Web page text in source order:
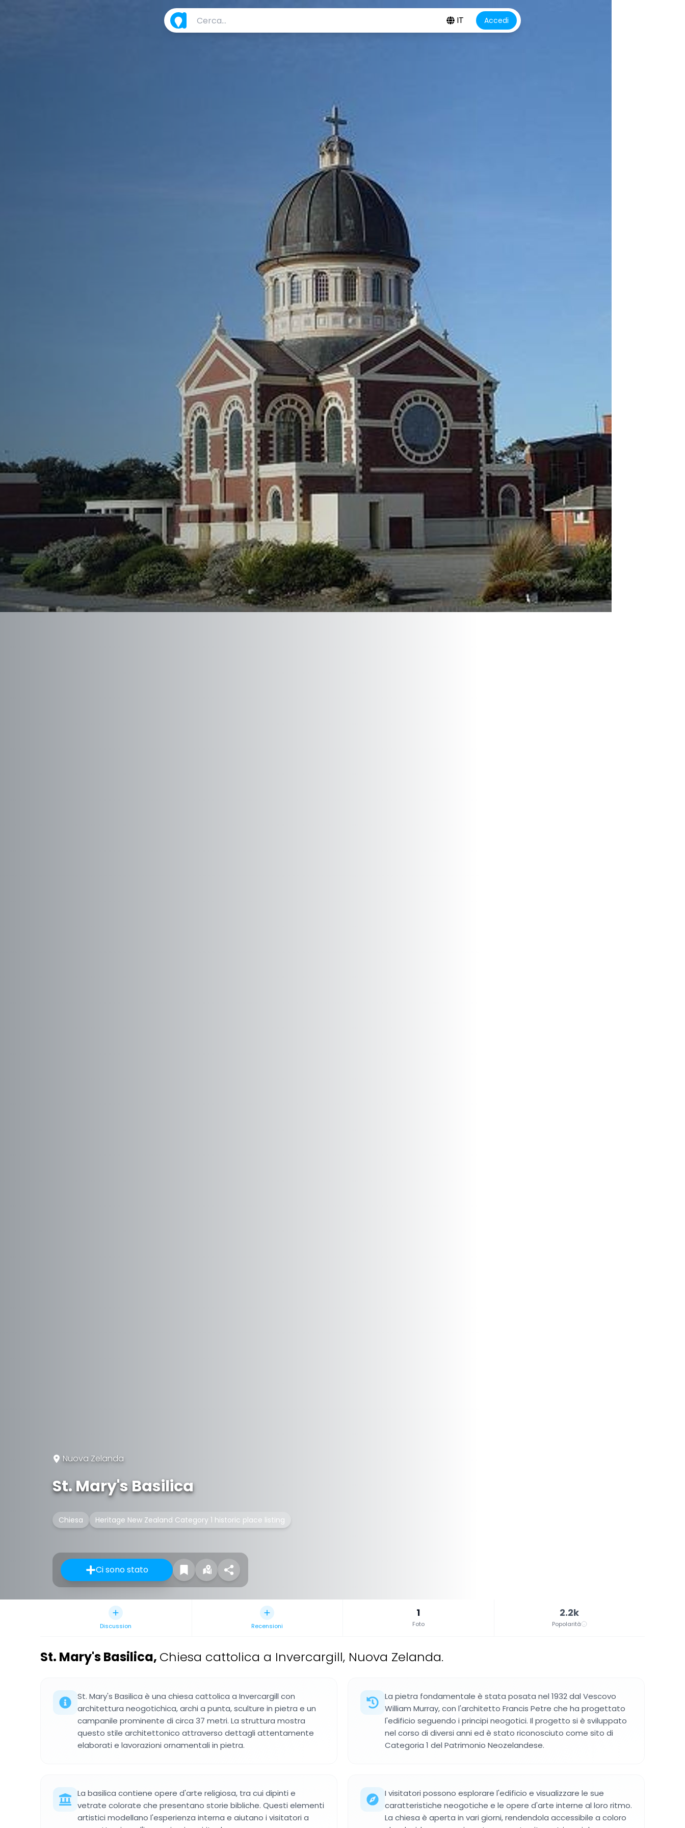
IT Accedi
Nuova Zelanda
St. Mary's Basilica
Chiesa Heritage New Zealand Category 1 historic place listing
Ci sono stato
Discussion Recensioni
1
Foto
2.2k
Popolarità
St. Mary's Basilica, Chiesa cattolica a Invercargill, Nuova Zelanda.
St. Mary's Basilica è una chiesa cattolica a Invercargill con
architettura neogotichica, archi a punta, sculture in pietra e un
campanile prominente di circa 37 metri. La struttura mostra
questo stile architettonico attraverso dettagli attentamente
elaborati e lavorazioni ornamentali in pietra.
La pietra fondamentale è stata posata nel 1932 dal Vescovo
William Murray, con l'architetto Francis Petre che ha progettato
l'edificio seguendo i principi neogotici. Il progetto si è sviluppato
nel corso di diversi anni ed è stato riconosciuto come sito di
Categoria 1 del Patrimonio Neozelandese.
La basilica contiene opere d'arte religiosa, tra cui dipinti e
vetrate colorate che presentano storie bibliche. Questi elementi
artistici modellano l'esperienza interna e aiutano i visitatori a
I visitatori possono esplorare l'edificio e visualizzare le sue
caratteristiche neogotiche e le opere d'arte interne al loro ritmo.
La chiesa è aperta in vari giorni, rendendola accessibile a coloro